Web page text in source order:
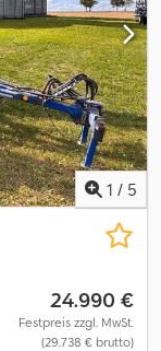
1 / 5
24.990 €
Festpreis zzgl. MwSt.
(29.738 € brutto)